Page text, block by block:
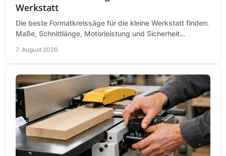
Werkstatt
Die beste Formatkreissäge für die kleine Werkstatt finden:
Maße, Schnittlänge, Motorleistung und Sicherheit
7. August 2026